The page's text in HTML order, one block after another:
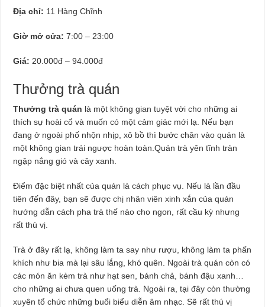
Địa chỉ: 11 Hàng Chĩnh
Giờ mở cửa:7:00 – 23:00
Giá: 20.000đ – 94.000đ
Thưởng trà quán
Thưởng trà quán là một không gian tuyệt vời cho những ai
thích sự hoài cổ và muốn có một cảm giác mới lạ. Nếu bạn
đang ở ngoài phố nhộn nhịp, xô bồ thì bước chân vào quán là
một không gian trái ngược hoàn toàn.Quán trà yên tĩnh tràn
ngập nắng gió và cây xanh.
Điểm đặc biệt nhất của quán là cách phục vụ. Nếu là lần đầu
tiên đến đây, bạn sẽ được chị nhân viên xinh xắn của quán
hướng dẫn cách pha trà thế nào cho ngon, rất cầu kỳ nhưng
rất thú vị.
Trà ở đây rất lạ, không làm ta say như rượu, không làm ta phấn
khích như bia mà lại sâu lắng, khó quên. Ngoài trà quán còn có
các món ăn kèm trà như hạt sen, bánh chả, bánh đậu xanh…
cho những ai chưa quen uống trà. Ngoài ra, tại đây còn thường
xuyên tổ chức những buổi biểu diễn âm nhạc. Sẽ rất thú vị